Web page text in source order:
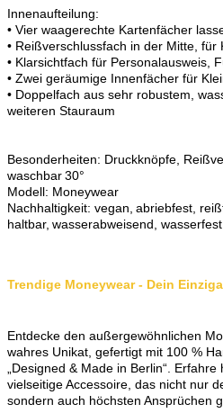
Innenaufteilung:
• Vier waagerechte Kartenfächer
• Reißverschlussfach in der Mitte, für
• Klarsichtfach für Personalausweis,
• Zwei geräumige Innenfächer für
• Doppelfach aus sehr robustem,
weiteren Stauraum
Besonderheiten: Druckknöpfe,
waschbar 30°
Modell: Moneywear
Nachhaltigkeit: vegan, abriebfest,
haltbar, wasserabweisend, wasserfest
Trendige Moneywear - Dein
Entdecke den außergewöhnlichen
wahres Unikat, gefertigt mit 100 %
„Designed & Made in Berlin“.
vielseitige Accessoire, das nicht nur
sondern auch höchsten Ansprüchen